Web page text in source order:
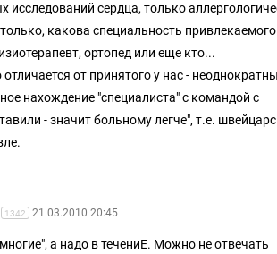
сердца, только
какова специальность привлекаемого
ортопед или еще кто...
от принятого у нас -
нахождение "специалиста" с командой с
- значит больному легче", т.е.
1342 21.03.2010 20:45
а надо в течениЕ. Можно не отвечать